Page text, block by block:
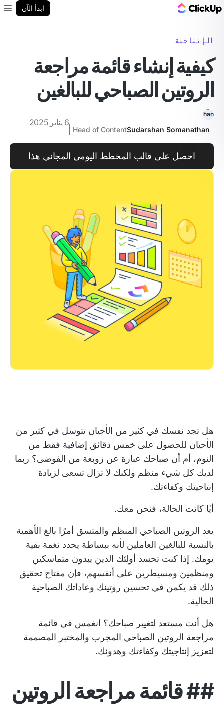
ابدأ الآن
الإنتاجية
كيفية إنشاء قائمة مراجعة
الروتين الصباحي للبالغين
Sudarshan Somanathan
Head of Content
6 يناير 2025
احصل على قالب المخطط اليومي المجاني هذا
هل تجد نفسك في كثير من الأحيان تتوسل في كثير من
الأحيان للحصول على خمس دقائق إضافية فقط من
النوم، أم أن صباحك عبارة عن زوبعة من الفوضى؟ ربما
لديك كل شيء منظم ولكنك لا تزال تسعى لزيادة
إنتاجيتك وكفاءتك.
أيًا كانت الحالة، فنحن معك.
يعد الروتين الصباحي المنظم والمتسق أمرًا بالغ الأهمية
بالنسبة للبالغين العاملين لأنه ببساطة يحدد نغمة بقية
يومك. إذا كنت تحسد أولئك الذين يبدون متماسكين
ومنظمين ومسيطرين على أنفسهم، فإن مفتاح تحقيق
ذلك قد يكمن في تحسين روتينك وعاداتك الصباحية
الحالية.
هل أنت مستعد لتغيير صباحك؟ انغمس في قائمة
مراجعة الروتين الصباحي المجرب والمختبر المصممة
لتعزيز إنتاجيتك وكفاءتك وهدوئك.
##قائمة مراجعة الروتين